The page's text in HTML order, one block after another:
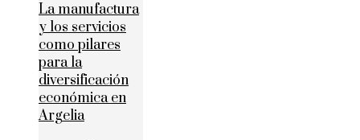
La manufactura
y los servicios
como pilares
para la
diversificación
económica en
Argelia